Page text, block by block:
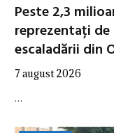
Peste 2,3
reprezentați
escaladării din
7 august 2026
…